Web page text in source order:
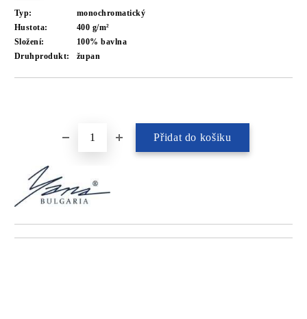
Typ:
monochromatický
Hustota:
400 g/m²
Složení:
100% bavlna
Druhprodukt:
župan